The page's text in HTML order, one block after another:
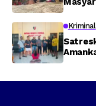
Memti
Kriminal